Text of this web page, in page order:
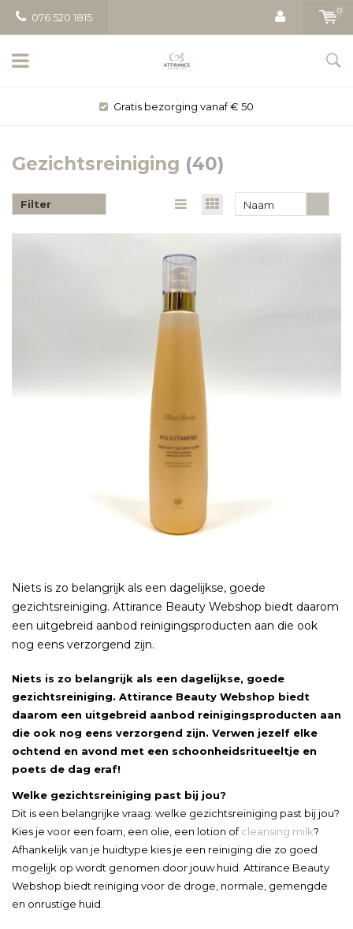
076 520 1815
0
Gratis bezorging vanaf € 50
Gezichtsreiniging (40)
Filter
Naam
Niets is zo belangrijk als een dagelijkse, goede
gezichtsreiniging. Attirance Beauty Webshop biedt daarom
een uitgebreid aanbod reinigingsproducten aan die ook
nog eens verzorgend zijn.
Niets is zo belangrijk als een dagelijkse, goede
gezichtsreiniging. Attirance Beauty Webshop biedt
daarom een uitgebreid aanbod reinigingsproducten aan
die ook nog eens verzorgend zijn. Verwen jezelf elke
ochtend en avond met een schoonheidsritueeltje en
poets de dag eraf!
Welke gezichtsreiniging past bij jou?
Dit is een belangrijke vraag: welke gezichtsreiniging past bij jou?
Kies je voor een foam, een olie, een lotion ofcleansing milk?
Afhankelijk van je huidtype kies je een reiniging die zo goed
mogelijk op wordt genomen door jouw huid. Attirance Beauty
Webshop biedt reiniging voor de droge, normale, gemengde
en onrustige huid.